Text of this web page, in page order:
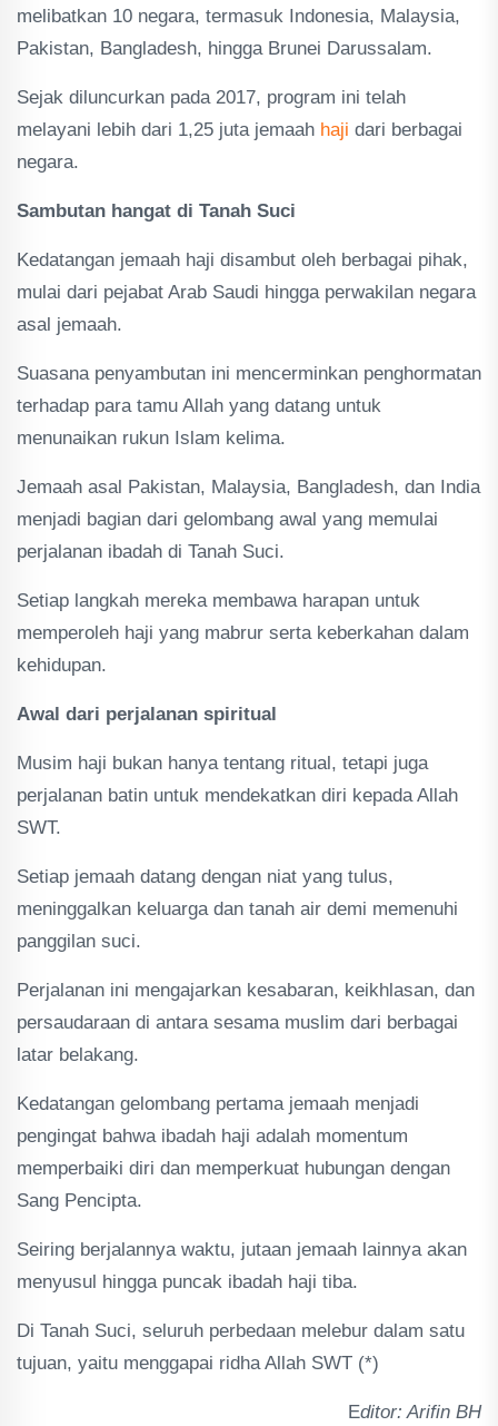
melibatkan 10 negara, termasuk Indonesia, Malaysia,
Pakistan, Bangladesh, hingga Brunei Darussalam.
Sejak diluncurkan pada 2017, program ini telah
melayani lebih dari 1,25 juta jemaah haji dari berbagai
negara.
Sambutan hangat di Tanah Suci
Kedatangan jemaah haji disambut oleh berbagai pihak,
mulai dari pejabat Arab Saudi hingga perwakilan negara
asal jemaah.
Suasana penyambutan ini mencerminkan penghormatan
terhadap para tamu Allah yang datang untuk
menunaikan rukun Islam kelima.
Jemaah asal Pakistan, Malaysia, Bangladesh, dan India
menjadi bagian dari gelombang awal yang memulai
perjalanan ibadah di Tanah Suci.
Setiap langkah mereka membawa harapan untuk
memperoleh haji yang mabrur serta keberkahan dalam
kehidupan.
Awal dari perjalanan spiritual
Musim haji bukan hanya tentang ritual, tetapi juga
perjalanan batin untuk mendekatkan diri kepada Allah
SWT.
Setiap jemaah datang dengan niat yang tulus,
meninggalkan keluarga dan tanah air demi memenuhi
panggilan suci.
Perjalanan ini mengajarkan kesabaran, keikhlasan, dan
persaudaraan di antara sesama muslim dari berbagai
latar belakang.
Kedatangan gelombang pertama jemaah menjadi
pengingat bahwa ibadah haji adalah momentum
memperbaiki diri dan memperkuat hubungan dengan
Sang Pencipta.
Seiring berjalannya waktu, jutaan jemaah lainnya akan
menyusul hingga puncak ibadah haji tiba.
Di Tanah Suci, seluruh perbedaan melebur dalam satu
tujuan, yaitu menggapai ridha Allah SWT (*)
Editor: Arifin BH